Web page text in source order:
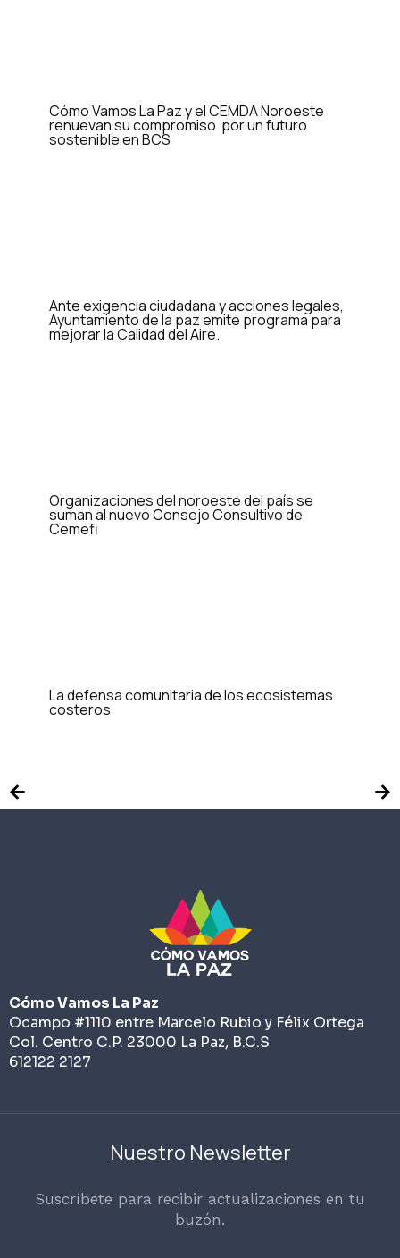
Cómo Vamos La Paz y el CEMDA Noroeste
renuevan su compromiso por un futuro
sostenible en BCS
Ante exigencia ciudadana y acciones legales,
Ayuntamiento de la paz emite programa para
mejorar la Calidad del Aire.
Organizaciones del noroeste del país se
suman al nuevo Consejo Consultivo de
Cemefi
La defensa comunitaria de los ecosistemas
costeros
Cómo Vamos La Paz
Ocampo #1110 entre Marcelo Rubio y Félix Ortega
Col. Centro C.P. 23000 La Paz, B.C.S
612122 2127
Nuestro Newsletter
Suscríbete para recibir actualizaciones en tu
buzón.